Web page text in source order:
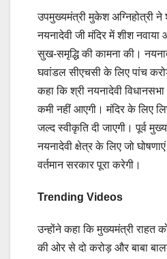
उपमुख्यमंत्री मुकेश अग्निहोत्री ने
नयनादेवी जी मंदिर में शीश
सुख-समृद्धि की कामना की।
घवांडल सीएचसी के लिए पांच
कहा कि श्री नयनादेवी
कमी नहीं आएगी। मंदिर के लिए
जल्द स्वीकृति दी जाएगी। पूर्व
नयनादेवी क्षेत्र के लिए जो
वर्तमान सरकार पूरा करेगी।
Trending Videos
उन्होंने कहा कि मुख्यमंत्री राहत
की ओर से दो करोड़ और बाबा